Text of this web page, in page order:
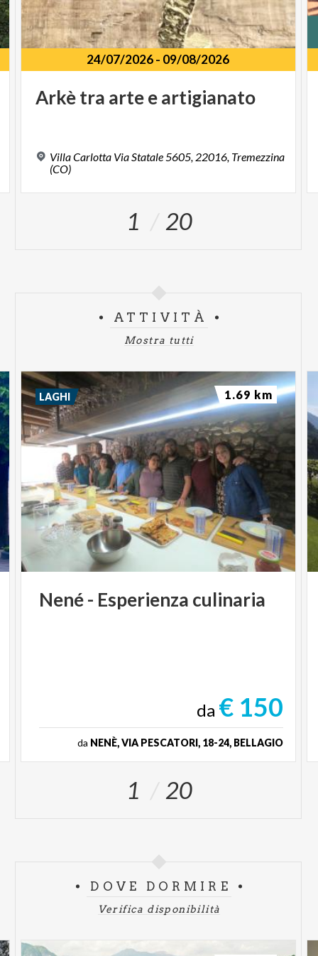
24/07/2026- 09/08/2026
Arkètra arteeartigianato
Villa Carlotta Via Statale 5605, 22016, Tremezzina
(CO)
1 20
ATTIVITÀ
Mostra tutti
Nené- Esperienza culinaria
da € 150
da NENÈ, VIA PESCATORI, 18-24, BELLAGIO
LAGHI 1.69 km
1 20
DOVE DORMIRE
Verifica disponibilità